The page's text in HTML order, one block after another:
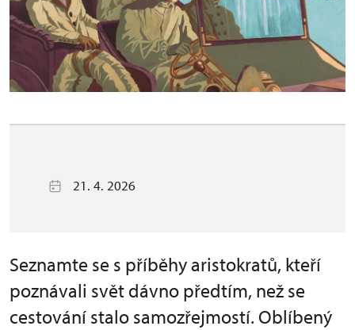
21. 4. 2026
Seznamte se s příběhy aristokratů, kteří
poznávali svět dávno předtím, než se
cestování stalo samozřejmostí. Oblíbený